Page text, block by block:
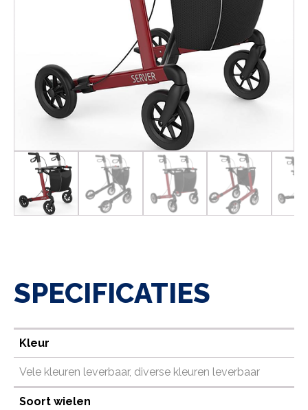
SPECIFICATIES
Kleur
Vele kleuren leverbaar, diverse kleuren leverbaar
Soort wielen